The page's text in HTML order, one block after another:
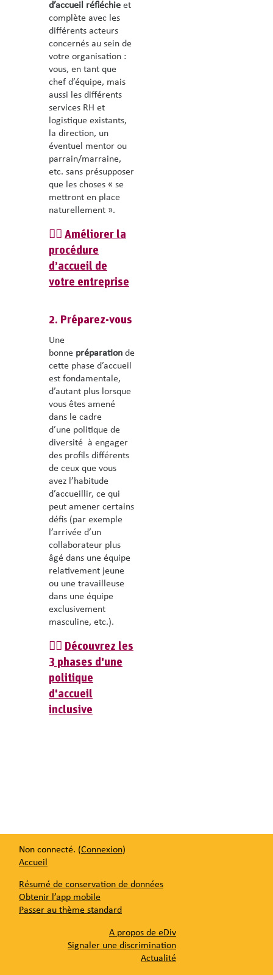
d’accueil réfléchie et
complète avec les
différents acteurs
concernés au sein de
votre organisation :
vous, en tant que
chef d’équipe, mais
aussi les différents
services RH et
logistique existants,
la direction, un
éventuel mentor ou
parrain/marraine,
etc. sans présupposer
que les choses « se
mettront en place
naturellement ».
👉🏽 Améliorer la
procédure
d’accueil de
votre entreprise
2. Préparez-vous
Une
bonne préparation de
cette phase d’accueil
est fondamentale,
d’autant plus lorsque
vous êtes amené
dans le cadre
d’une politique de
diversité à engager
des profils différents
de ceux que vous
avez l’habitude
d’accueillir, ce qui
peut amener certains
défis (par exemple
l’arrivée d’un
collaborateur plus
âgé dans une équipe
relativement jeune
ou une travailleuse
dans une équipe
exclusivement
masculine, etc.).
👉🏽 Découvrez les
3 phases d'une
politique
d'accueil
inclusive
Non connecté. (Connexion)
Accueil
Résumé de conservation de données
Obtenir l’app mobile
Passer au thème standard
A propos de eDiv
Signaler une discrimination
Actualité